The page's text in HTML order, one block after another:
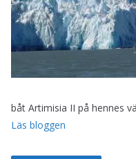
båt Artimisia II på hennes
Läs bloggen